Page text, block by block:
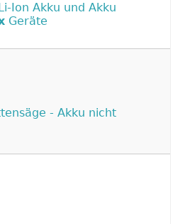
Ion Akku und Akku
Geräte
- Akku nicht